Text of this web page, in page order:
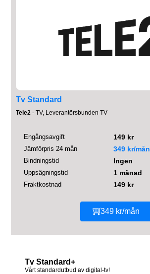
Tv Standard
Tele2 - TV, Leverantörsbunden TV
Engångsavgift 149 kr
Jämförpris 24 mån 349 kr/mån
Bindningstid Ingen
Uppsägningstid 1 månad
Fraktkostnad 149 kr
349 kr/mån
Tv Standard+
Vårt standardutbud av digital-tv!